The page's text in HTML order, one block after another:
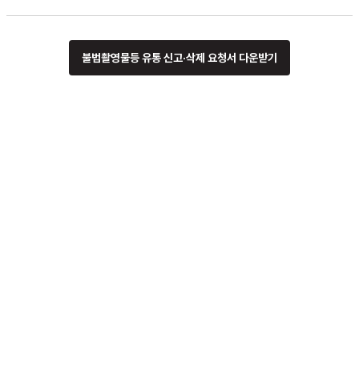
불법촬영물등 유통 신고·삭제 요청서 다운받기